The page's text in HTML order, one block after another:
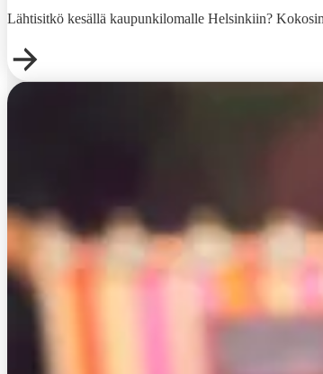
Lähtisitkö kesällä kaupunkilomalle Helsinkiin?